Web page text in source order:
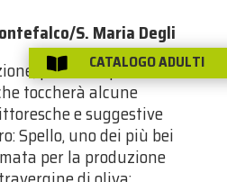
S. Maria Degli
partenza per un
toccherà alcune
e suggestive
Spello, uno dei più bei
per la produzione
 CATALOGO ADULTI